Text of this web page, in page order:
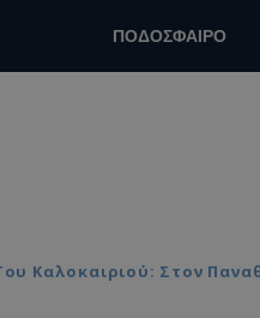
ΠΟΔΟΣΦΑΙΡΟ
Καλοκαιριού: Στον